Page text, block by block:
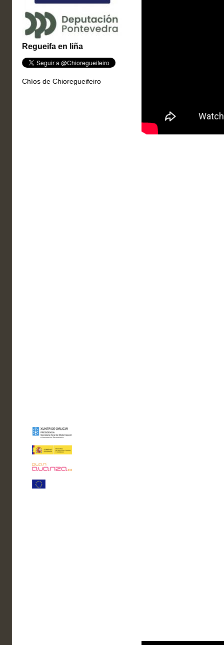
Regueifa en liña
Chíos de Chioregueifeiro